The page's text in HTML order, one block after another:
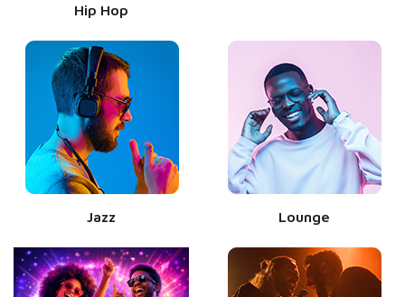
Hip Hop
Jazz Lounge